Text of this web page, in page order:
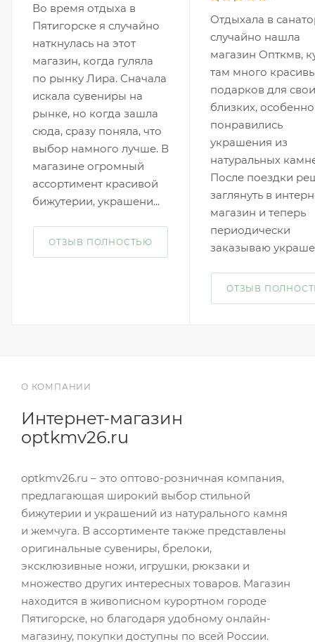
Во время отдыха в
Пятигорске я случайно
наткнулась на этот
магазин, когда гуляла
по рынку Лира. Сначала
искала сувениры на
рынке, но когда зашла
сюда, сразу поняла, что
выбор намного лучше. В
магазине огромный
ассортимент красивой
бижутерии, украшени...
ОТЗЫВ ПОЛНОСТЬЮ
Отдыхала в
случайно нашла
магазин Опткмв,
там много
подарков для
близких, особенно
понравились
украшения из
натуральных
После поездки
заглянуть в
магазин и теперь
периодически
заказываю
ОТЗЫВ
О КОМПАНИИ
Интернет-магазин
optkmv26.ru
optkmv26.ru – это оптово-розничная компания,
предлагающая широкий выбор стильной
бижутерии и украшений из натурального камня
и жемчуга. В ассортименте также представлены
оригинальные сувениры, брелоки,
эксклюзивные ножи, игрушки, рюкзаки и
множество других интересных товаров. Магазин
находится в живописном курортном городе
Пятигорске, но благодаря удобному онлайн-
магазину, покупки доступны по всей России.